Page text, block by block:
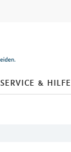
service & hilfe